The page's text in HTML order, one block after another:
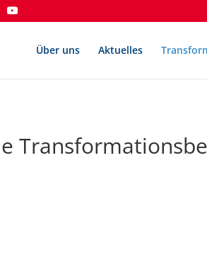
Über uns Aktuelles